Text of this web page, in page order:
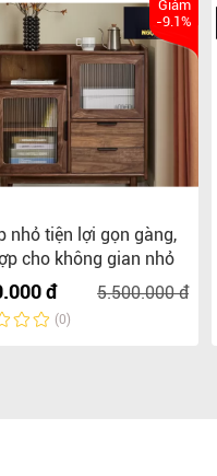
Giảm
-9.1%
nhỏ tiện lợi gọn gàng,
cho không gian nhỏ
đ 5.500.000 đ
(0)